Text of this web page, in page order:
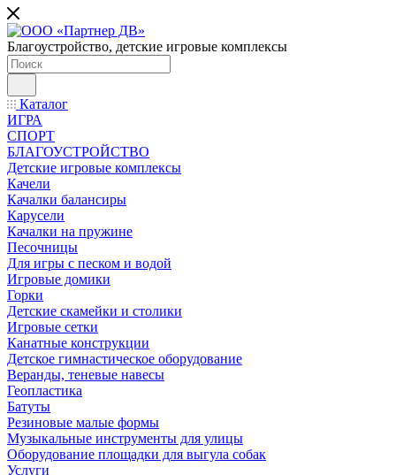
Благоустройство, детские игровые комплексы
Каталог
ИГРА
СПОРТ
БЛАГОУСТРОЙСТВО
Детские игровые комплексы
Качели
Качалки балансиры
Карусели
Качалки на пружине
Песочницы
Для игры с песком и водой
Игровые домики
Горки
Детские скамейки и столики
Игровые сетки
Канатные конструкции
Детское гимнастическое оборудование
Веранды, теневые навесы
Геопластика
Батуты
Резиновые малые формы
Музыкальные инструменты для улицы
Оборудование площадки для выгула собак
Услуги